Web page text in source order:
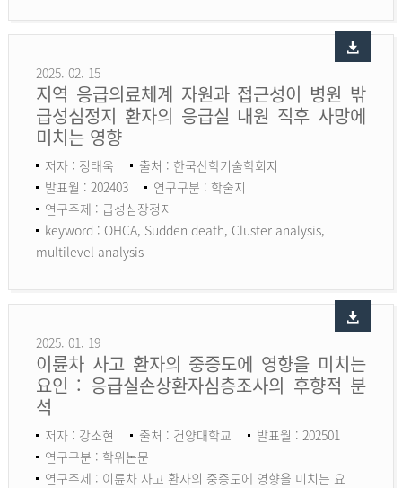
2025. 02. 15
지역 응급의료체계 자원과 접근성이 병원 밖
급성심정지 환자의 응급실 내원 직후 사망에
미치는 영향
저자 : 정태욱
출처 : 한국산학기술학회지
발표월 : 202403
연구구분 : 학술지
연구주제 : 급성심장정지
keyword : OHCA, Sudden death, Cluster analysis,
multilevel analysis
2025. 01. 19
이륜차 사고 환자의 중증도에 영향을 미치는
요인 : 응급실손상환자심층조사의 후향적 분
석
저자 : 강소현 출처 : 건양대학교
발표월 : 202501
연구구분 : 학위논문
연구주제 : 이륜차 사고 환자의 중증도에 영향을 미치는 요